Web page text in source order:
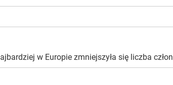
w Europie zmniejszyła się liczba